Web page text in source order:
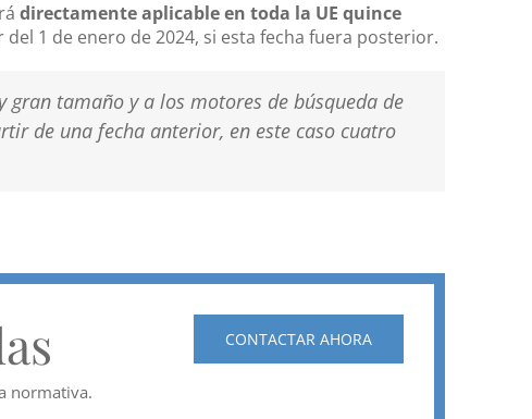
directamente aplicable en toda la UE quince
del 1 de enero de 2024, si esta fecha fuera posterior.
tamaño y a los motores de búsqueda de
de una fecha anterior, en este caso cuatro
CONTACTAR AHORA
normativa.